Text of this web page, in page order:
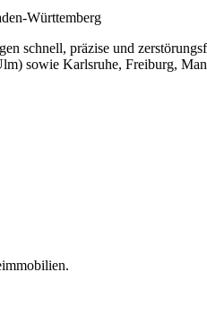
Württemberg
schnell, präzise und
sowie Karlsruhe, Freiburg,